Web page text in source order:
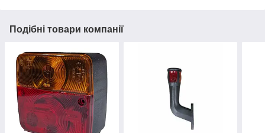
Подібні товари компанії